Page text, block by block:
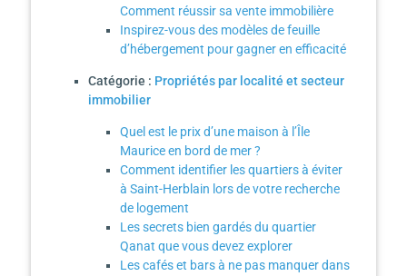
Comment réussir sa vente immobilière
Inspirez-vous des modèles de feuille
d’hébergement pour gagner en efficacité
Catégorie : Propriétés par localité et secteur
immobilier
Quel est le prix d’une maison à l’Île
Maurice en bord de mer ?
Comment identifier les quartiers à éviter
à Saint-Herblain lors de votre recherche
de logement
Les secrets bien gardés du quartier
Qanat que vous devez explorer
Les cafés et bars à ne pas manquer dans